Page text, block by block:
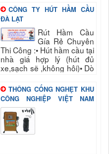
nhanh và đảm bảo uy tín,
chất lượng hài long quý...
CÔNG TY HÚT HẦM CẦU
ĐÀ LẠT
Rút Hầm Cầu
Gía Rẻ Chuyên
Thi Công :• Hút hầm cầu tại
nhà giá hợp lý (hút đủ
xe,sạch sẽ ,không hôi)• Dò
không đục phá,thi công...
THÔNG CỐNG NGHẸT KHU
CÔNG NGHIỆP VIỆT NAM
SINGAPORE BÌNH DƯƠNG